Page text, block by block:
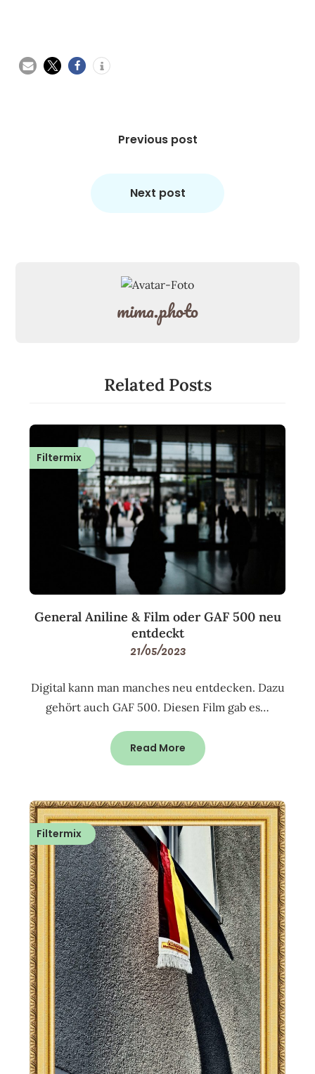
Previous post
Next post
mima.photo
Related Posts
Filtermix
General Aniline & Film oder GAF 500 neu
entdeckt
21/05/2023
Digital kann man manches neu entdecken. Dazu
gehört auch GAF 500. Diesen Film gab es…
Read More
Filtermix